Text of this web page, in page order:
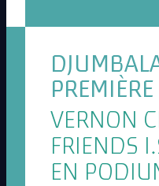
PREMIÈRE
VERNON
FRIENDS
EN